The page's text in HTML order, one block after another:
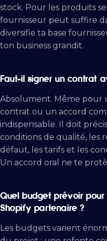
stock. Pour les produits
fournisseur peut suffire
diversifie ta base
ton business grandit.
Faut-il signer un contrat
Absolument. Même
contrat ou un accord
indispensable. Il doit
conditions de qualité, les
défaut, les tarifs et les
Un accord oral ne te
Quel budget prévoir
Shopify partenaire ?
Les budgets varient